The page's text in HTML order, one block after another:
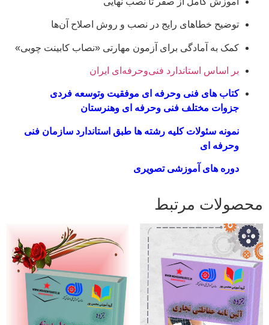
توضیح خطاهای رایج در نصب و روش اصلاح آن‌ها
کمک به آمادگی برای آزمون مهارتی «نصاب کابینت چوبی»
بر اساس استاندارد فنی‌وحرفه‌ای ایران
کتاب های فنی وحرفه ای موفقیت وتوسعه فردی
جزوات مختلف فنی وحرفه ای وهنرستان
نمونه سئولات کلیه رشته ها طبق استاندارد سازمان فنی
وحرفه ای
دوره های آموزشی تصویری
محصولات مرتبط